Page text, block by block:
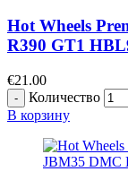
Hot Wheels
R390 GT1
€21.00
Количество
В корзину